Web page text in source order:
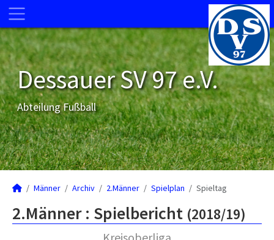
Dessauer SV 97 e.V.
Abteilung Fußball
Männer Archiv 2.Männer Spielplan Spieltag
2.Männer : Spielbericht (2018/19)